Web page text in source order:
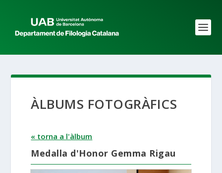
ÀLBUMS FOTOGRÀFICS
« torna a l'àlbum
Medalla d'Honor Gemma Rigau